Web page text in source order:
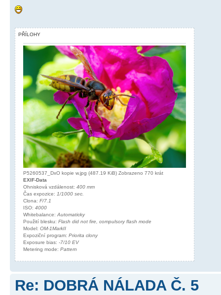
PŘÍLOHY
P5260537_DxO kopie w.jpg (487.19 KiB) Zobrazeno 770 krát
EXIF-Data
Ohnisková vzdálenost: 400 mm
Čas expozice: 1/1000 sec.
Clona: F/7.1
ISO: 4000
Whitebalance: Automaticky
Použití blesku: Flash did not fire, compulsory flash mode
Model: OM-1MarkII
Expoziční program: Priorita clony
Exposure bias: -7/10 EV
Metering mode: Pattern
Re: DOBRÁ NÁLADA Č. 5